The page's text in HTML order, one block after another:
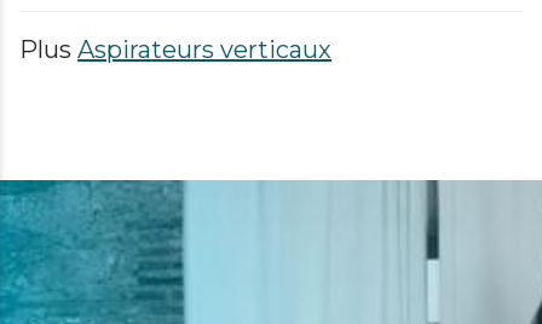
Plus Aspirateurs verticaux